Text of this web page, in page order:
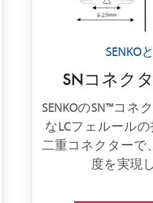
SENKO
SNコネク
SENKOのSN™コネ
なLCフェルール
二重コネクターで
度を実現